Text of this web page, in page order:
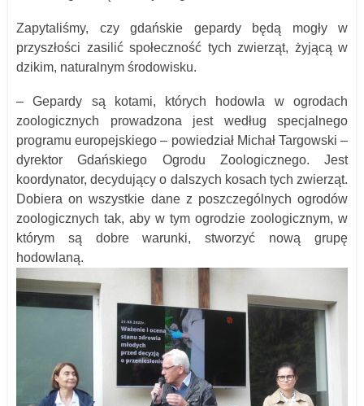
Zapytaliśmy, czy gdańskie gepardy będą mogły w
przyszłości zasilić społeczność tych zwierząt, żyjącą w
dzikim, naturalnym środowisku.
– Gepardy są kotami, których hodowla w ogrodach
zoologicznych prowadzona jest według specjalnego
programu europejskiego – powiedział Michał Targowski –
dyrektor Gdańskiego Ogrodu Zoologicznego. Jest
koordynator, decydujący o dalszych kosach tych zwierząt.
Dobiera on wszystkie dane z poszczególnych ogrodów
zoologicznych tak, aby w tym ogrodzie zoologicznym, w
którym są dobre warunki, stworzyć nową grupę
hodowlaną.